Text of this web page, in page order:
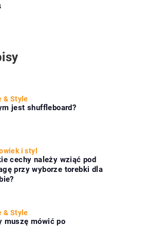
& Style
jest shuffleboard?
i styl
cechy należy wziąć pod
przy wyborze torebki dla
& Style
muszę mówić po